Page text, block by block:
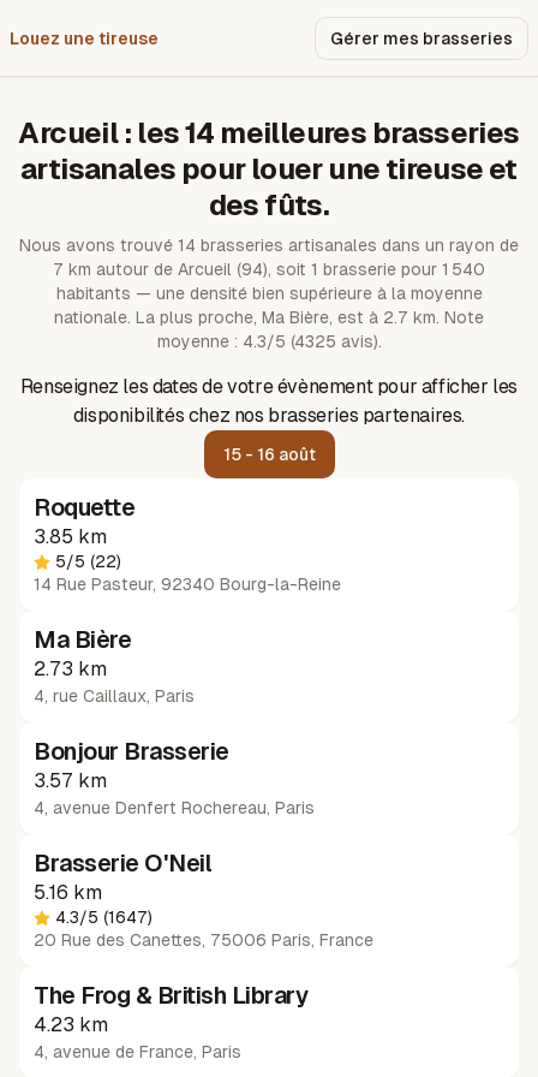
Louez une tireuse Gérer mes brasseries
Arcueil: les14 meilleures brasseries
artisanales pour louer une tireuse et
des fûts.
Nous avons trouvé 14 brasseries artisanales dans un rayon de
7 km autour de Arcueil (94), soit 1 brasserie pour 1 540
habitants — une densité bien supérieure à la moyenne
nationale. La plus proche, Ma Bière, est à 2.7 km. Note
moyenne : 4.3/5 (4325 avis).
Renseignez les dates de votre évènement pour afficher les
disponibilités chez nos brasseries partenaires.
15 - 16 août
Roquette
3.85 km
5/5 (22)
14 Rue Pasteur, 92340 Bourg-la-Reine
Ma Bière
2.73 km
4, rue Caillaux, Paris
Bonjour Brasserie
3.57 km
4, avenue Denfert Rochereau, Paris
Brasserie O'Neil
5.16 km
4.3/5 (1647)
20 Rue des Canettes, 75006 Paris, France
The Frog & British Library
4.23 km
4, avenue de France, Paris